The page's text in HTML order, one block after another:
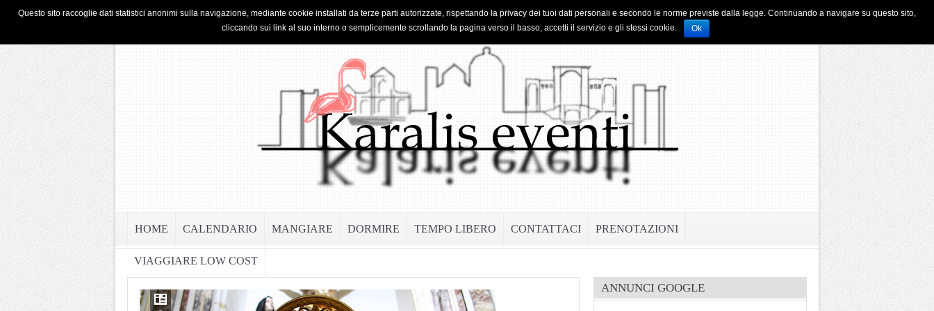
HOME PRIVACY & COOKIE POLICY
HOME CALENDARIO MANGIARE DORMIRE TEMPO LIBERO CONTATTACI PRENOTAZIONI
VIAGGIARE LOW COST
ANNUNCI GOOGLE
Questo sito raccoglie dati statistici anonimi sulla navigazione, mediante cookie installati da terze parti autorizzate, rispettando la privacy dei tuoi dati personali e secondo le norme previste dalla legge. Continuando a navigare su questo sito,
cliccando sui link al suo interno o semplicemente scrollando la pagina verso il basso, accetti il servizio e gli stessi cookie.
Ok